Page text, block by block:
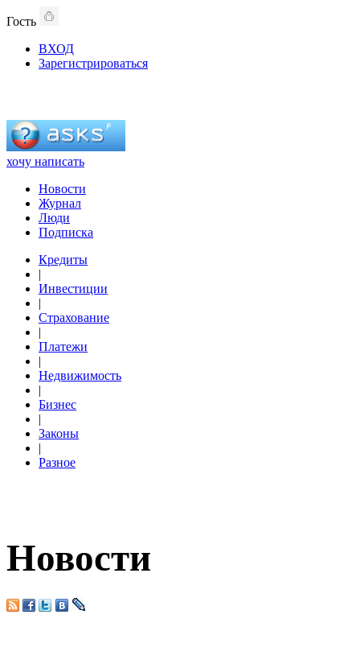
Гость
ВХОД
Зарегистрироваться
хочу написать
Новости
Журнал
Люди
Подписка
Кредиты
|
Инвестиции
|
Страхование
|
Платежи
|
Недвижимость
|
Бизнес
|
Законы
|
Разное
Новости